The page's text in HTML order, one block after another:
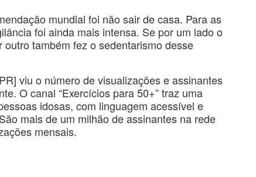
mundial foi não sair de casa. Para as
foi ainda mais intensa. Se por um lado o
também fez o sedentarismo desse
viu o número de visualizações e assinantes
O canal “Exercícios para 50+” traz uma
idosas, com linguagem acessível e
mais de um milhão de assinantes na rede
mensais.